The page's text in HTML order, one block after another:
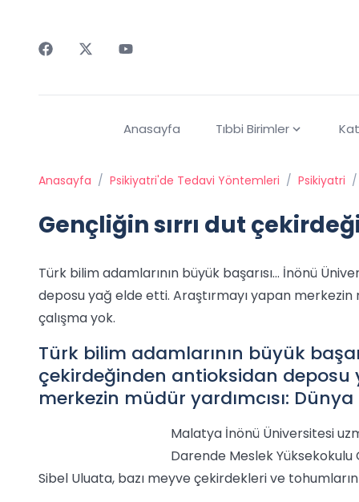
Anasayfa Tıbbi Birimler
Anasayfa / Psikiyatri'de Tedavi Yöntemleri / Psikiyatri /
Gençliğin sırrı dut
Türk bilim adamlarının büyük başarısı... İnönü
deposu yağ elde etti. Araştırmayı yapan
çalışma yok.
Türk bilim adamlarının büyük
çekirdeğinden antioksidan deposu
merkezin müdür yardımcısı:
Malatya İnönü Üniversitesi
Darende Meslek Yüksekokulu
Sibel Uluata, bazı meyve çekirdekleri ve